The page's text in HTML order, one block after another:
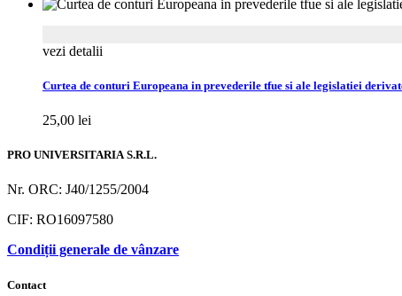
vezi detalii
Curtea de conturi Europeana in prevederile tfue si ale legislatiei
25,00 lei
PRO UNIVERSITARIA S.R.L.
Nr. ORC: J40/1255/2004
CIF: RO16097580
Condiții generale de vânzare
Contact